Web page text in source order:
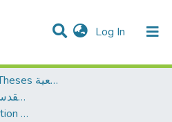
Log In (current)
& Collections
DSpace
Dissertations & Theses الرسائل الجامعية
AQU Master Theses الرسائل الجامعية الخاصة بجامعة القدس
Educational Administration الادارة التربوية